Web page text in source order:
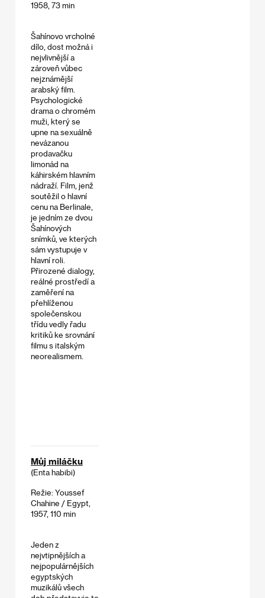
1958, 73 min
Šahínovo vrcholné
dílo, dost možná i
nejvlivnější a
zároveň vůbec
nejznámější
arabský film.
Psychologické
drama o chromém
muži, který se
upne na sexuálně
nevázanou
prodavačku
limonád na
káhirském hlavním
nádraží. Film, jenž
soutěžil o hlavní
cenu na Berlinale,
je jedním ze dvou
Šahínových
snímků, ve kterých
sám vystupuje v
hlavní roli.
Přirozené dialogy,
reálné prostředí a
zaměření na
přehlíženou
společenskou
třídu vedly řadu
kritiků ke srovnání
filmu s italským
neorealismem.
Můj miláčku
(Enta habibi)
Režie: Youssef
Chahine / Egypt,
1957, 110 min
Jeden z
nejvtipnějších a
nejpopulárnějších
egyptských
muzikálů všech